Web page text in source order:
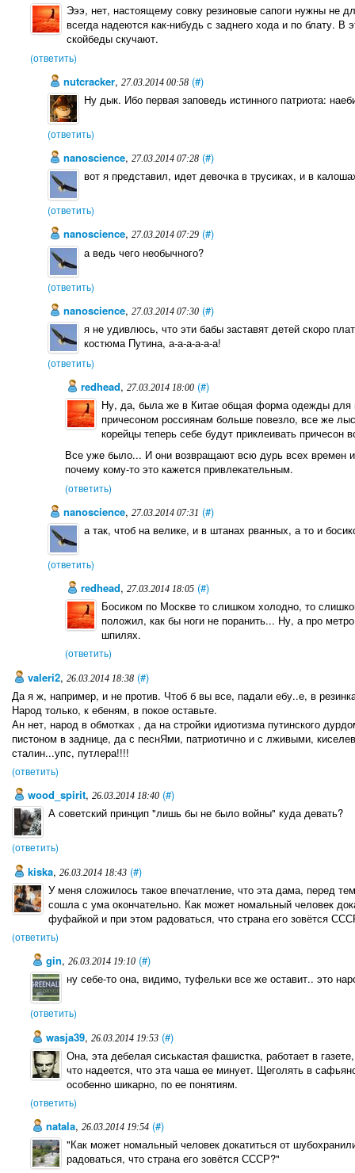
Эээ, нет, настоящему совку резиновые сапоги нужны не
всегда надеются как-нибудь с заднего хода и по блату. В
скойбеды скучают.
(ответить)
nutcracker,27.03.2014 00:58 (#)
Ну дык. Ибо первая заповедь истинного патриота:
(ответить)
nanoscience,27.03.2014 07:28 (#)
вот я представил, идет девочка в трусиках, и в
(ответить)
nanoscience,27.03.2014 07:29 (#)
а ведь чего необычного?
(ответить)
nanoscience,27.03.2014 07:30 (#)
я не удивлюсь, что эти бабы заставят детей скоро
костюма Путина, а-а-а-а-а-а!
(ответить)
redhead, 27.03.2014 18:00 (#)
Ну, да, была же в Китае общая форма одежды для
причесоном россиянам больше повезло, все же
корейцы теперь себе будут приклеивать причесон
Все уже было... И они возвращают всю дурь всех времен
почему кому-то это кажется привлекательным.
(ответить)
nanoscience,27.03.2014 07:31 (#)
а так, чтоб на велике, и в штанах рванных, а то и
(ответить)
redhead, 27.03.2014 18:05 (#)
Босиком по Москве то слишком холодно, то
положил, как бы ноги не поранить... Ну, а про
шпилях.
(ответить)
valeri2, 26.03.2014 18:38 (#)
Да я ж, например, и не против. Чтоб б вы все, падали ебу..е, в
Народ только, к ебеням, в покое оставьте.
Ан нет, народ в обмотках , да на стройки идиотизма путинского
пистоном в заднице, да с песнЯми, патриотично и с лживыми,
сталин...упс, путлера!!!!
(ответить)
wood_spirit, 26.03.2014 18:40 (#)
А советский принцип "лишь бы не было войны" куда девать?
(ответить)
kiska, 26.03.2014 18:43 (#)
У меня сложилось такое впечатление, что эта дама, перед
сошла с ума окончательно. Как может номальный человек
фуфайкой и при этом радоваться, что страна его зовётся
(ответить)
gin, 26.03.2014 19:10 (#)
ну себе-то она, видимо, туфельки все же оставит.. это
(ответить)
wasja39, 26.03.2014 19:53 (#)
Она, эта дебелая сиськастая фашистка, работает в
что надеется, что эта чаша ее минует. Щеголять в
особенно шикарно, по ее понятиям.
(ответить)
natala, 26.03.2014 19:54 (#)
"Как может номальный человек докатиться от
радоваться, что страна его зовётся СССР?"